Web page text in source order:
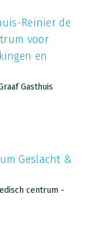
Reinier de
voor
en
Gasthuis
Geslacht &
centrum -